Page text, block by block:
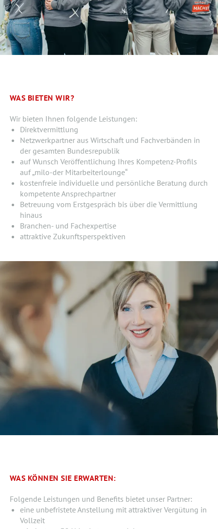
WAS BIETEN WIR?
Wir bieten Ihnen folgende Leistungen:
Direktvermittlung
Netzwerkpartner aus Wirtschaft und Fachverbänden in
der gesamten Bundesrepublik
auf Wunsch Veröffentlichung Ihres Kompetenz-Profils
auf „milo-der Mitarbeiterlounge“
kostenfreie individuelle und persönliche Beratung durch
kompetente Ansprechpartner
Betreuung vom Erstgespräch bis über die Vermittlung
hinaus
Branchen- und Fachexpertise
attraktive Zukunftsperspektiven
WAS KÖNNEN SIE ERWARTEN:
Folgende Leistungen und Benefits bietet unser Partner:
eine unbefristete Anstellung mit attraktiver Vergütung in
Vollzeit